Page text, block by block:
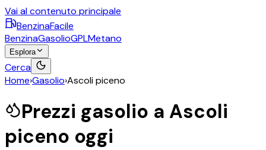
Vai al contenuto principale
BenzinaFacile
BenzinaGasolioGPLMetano
Esplora
Cerca
Home›Gasolio›Ascoli piceno
Prezzi gasolio a Ascoli
piceno oggi